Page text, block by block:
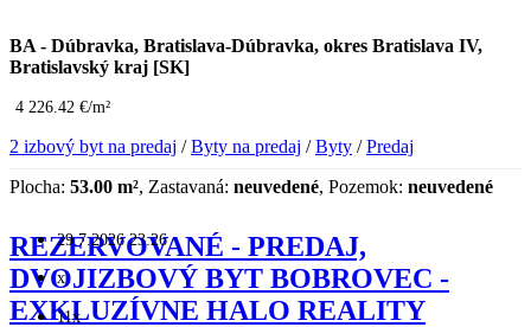
BA - Dúbravka, Bratislava-Dúbravka, okres Bratislava IV,
Bratislavský kraj [SK]
4 226.42 €/m²
2 izbový byt na predaj /Byty na predaj /Byty /Predaj
Plocha: 53.00 m², Zastavaná: neuvedené, Pozemok: neuvedené
29.7.2026 23:26
x
11x
REZERVOVANÉ - PREDAJ,
DVOJIZBOVÝ BYT BOBROVEC -
EXKLUZÍVNE HALO REALITY